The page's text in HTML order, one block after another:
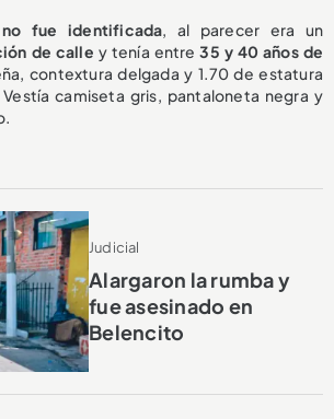
no fue identificada, al parecer era un
de calle y tenía entre35 y 40 años de
contextura delgada y 1.70 de estatura
camiseta gris, pantaloneta negra y
Judicial
Alargaron la rumba y
fue asesinado en
Belencito